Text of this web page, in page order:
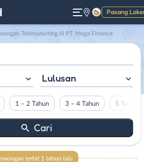
Pasang
Gelap
Telemarketing di PT. Mega Finance
Lulusan
1 – 2 Tahun 3 – 4 Tahun 5 Tahun
terbit 1 tahun lalu